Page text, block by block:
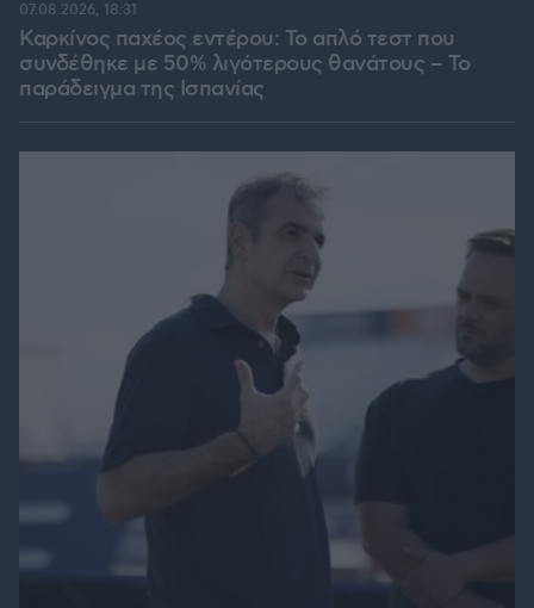
Καρκίνος παχέος εντέρου: Το απλό τεστ που
συνδέθηκε με 50% λιγότερους θανάτους – Το
παράδειγμα της Ισπανίας
07.08.2026, 18:31